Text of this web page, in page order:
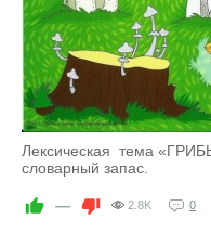
Лексическая тема
словарный запас.
— 2.8K 0